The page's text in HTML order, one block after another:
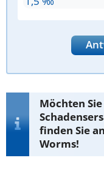
Möchten
finden Sie
Worms!